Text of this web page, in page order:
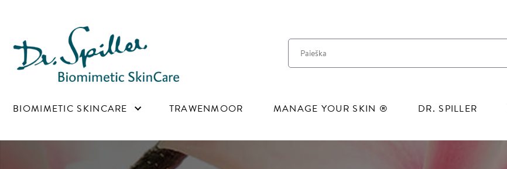
BIOMIMETIC SKINCARE TRAWENMOOR MANAGE YOUR SKIN ® DR. SPILLER